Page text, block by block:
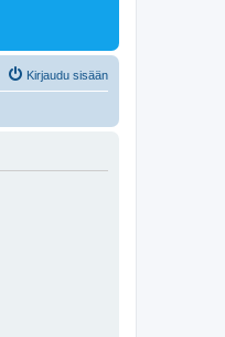
Kirjaudu sisään